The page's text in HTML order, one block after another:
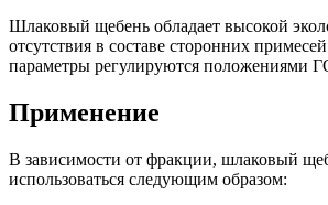
Шлаковый щебень обладает высокой
отсутствия в составе сторонних
параметры регулируются положениями
Применение
В зависимости от фракции, шлаковый
использоваться следующим образом: